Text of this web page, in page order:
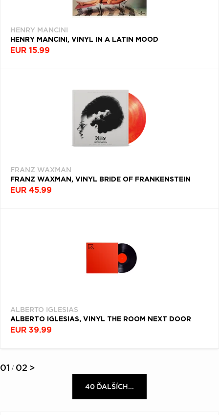
HENRY MANCINI
HENRY MANCINI, VINYL IN A LATIN MOOD
EUR 15.99
FRANZ WAXMAN
FRANZ WAXMAN, VINYL BRIDE OF FRANKENSTEIN
EUR 45.99
ALBERTO IGLESIAS
ALBERTO IGLESIAS, VINYL THE ROOM NEXT DOOR
EUR 39.99
01 / 02 >
40 ĎALŠÍCH...